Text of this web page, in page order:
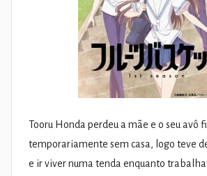
Tooru Honda perdeu a mãe e o seu avô
temporariamente sem casa, logo teve
e ir viver numa tenda enquanto